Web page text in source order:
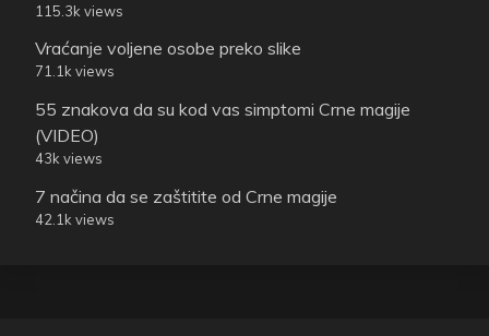
115.3k views
Vraćanje voljene osobe preko slike
71.1k views
55 znakova da su kod vas simptomi Crne magije
(VIDEO)
43k views
7 načina da se zaštitite od Crne magije
42.1k views